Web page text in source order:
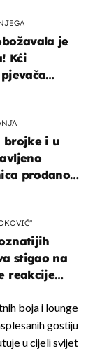
je
Kći
brojke i u
prodano
stigao na
reakcije
boja i lounge
gostiju
u cijeli svijet